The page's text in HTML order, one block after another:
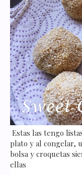
Estas las tengo
plato y al congelar,
bolsa y croquetas
ellas